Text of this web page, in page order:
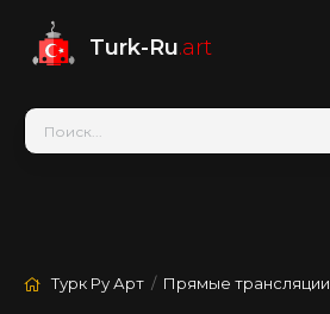
Turk-Ru.art
Турк Ру Арт / Прямые трансляции